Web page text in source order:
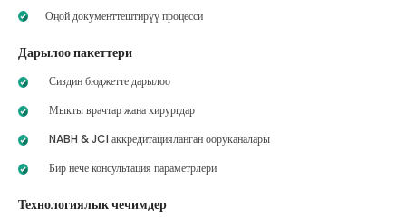
Оңой документтештирүү процесси
Дарылоо пакеттери
Сиздин бюджетте дарылоо
Мыкты врачтар жана хирургдар
NABH & JCI аккредитацияланган ооруканалары
Бир нече консультация параметрлери
Технологиялык чечимдер